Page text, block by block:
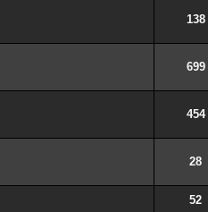
138
699
454
28
52